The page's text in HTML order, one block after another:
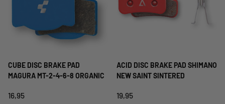
CUBE DISC BRAKE PAD
MAGURA MT-2-4-6-8 ORGANIC
16,95
ACID DISC BRAKE PAD SHIMANO
NEW SAINT SINTERED
19,95